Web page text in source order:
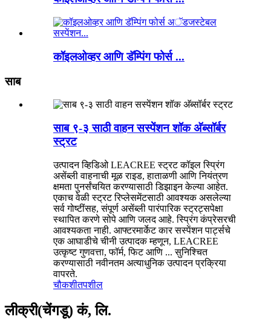
कॉइलओव्हर आणि डॅम्पिंग फोर्स ...
साब
साब ९-३ साठी वाहन सस्पेंशन शॉक अ‍ॅब्सॉर्बर
स्ट्रट
उत्पादन व्हिडिओ LEACREE स्ट्रट कॉइल स्प्रिंग
असेंब्ली वाहनाची मूळ राइड, हाताळणी आणि नियंत्रण
क्षमता पुनर्संचयित करण्यासाठी डिझाइन केल्या आहेत.
एकाच वेळी स्ट्रट रिप्लेसमेंटसाठी आवश्यक असलेल्या
सर्व गोष्टींसह, संपूर्ण असेंब्ली पारंपारिक स्ट्रट्सपेक्षा
स्थापित करणे सोपे आणि जलद आहे. स्प्रिंग कंप्रेसरची
आवश्यकता नाही. आफ्टरमार्केट कार सस्पेंशन पार्ट्सचे
एक आघाडीचे चीनी उत्पादक म्हणून, LEACREE
उत्कृष्ट गुणवत्ता, फॉर्म, फिट आणि ... सुनिश्चित
करण्यासाठी नवीनतम अत्याधुनिक उत्पादन प्रक्रिया
वापरते.
चौकशीतपशील
लीक्री(चेंगडू) कं, लि.